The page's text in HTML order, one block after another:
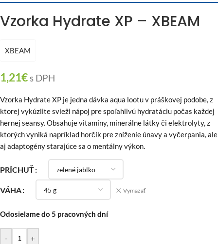
Vzorka Hydrate XP – XBEAM
XBEAM
1,21€s DPH
Vzorka Hydrate XP je jedna dávka aqua lootu v práškovej podobe, z
ktorej vykúzlite svieži nápoj pre spoľahlivú hydratáciu počas každej
hernej seansy. Obsahuje vitamíny, minerálne látky či elektrolyty, z
ktorých vyniká napríklad horčík pre zníženie únavy a vyčerpania, ale
aj adaptogény starajúce sa o mentálny výkon.
PRÍCHUŤ
VÁHA Vymazať
Odosielame do 5 pracovných dní
- +